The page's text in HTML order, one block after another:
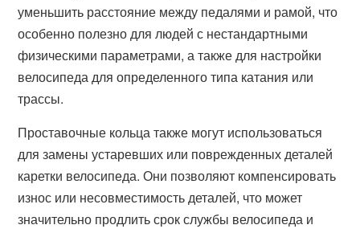
уменьшить расстояние между педалями и рамой, что
особенно полезно для людей с нестандартными
физическими параметрами, а также для настройки
велосипеда для определенного типа катания или
трассы.
Проставочные кольца также могут использоваться
для замены устаревших или поврежденных деталей
каретки велосипеда. Они позволяют компенсировать
износ или несовместимость деталей, что может
значительно продлить срок службы велосипеда и